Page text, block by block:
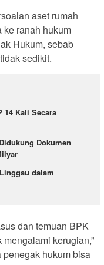
aset rumah
ranah hukum
Hukum, sebab
sedikit.
14 Kali Secara
Dokumen
dalam
dan temuan BPK
kerugian,”
hukum bisa